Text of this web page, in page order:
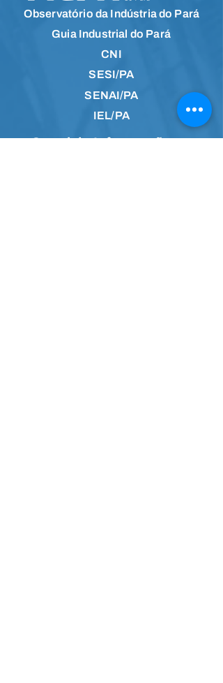
Observatório da Indústria do Pará
Guia Industrial do Pará
CNI
SESI/PA
SENAI/PA
IEL/PA
Canal de Informações